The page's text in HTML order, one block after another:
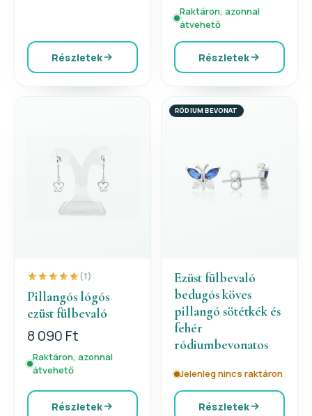
Részletek
Raktáron, azonnal
átvehető
Részletek
(1)
Pillangós lógós
ezüst fülbevaló
8 090 Ft
Raktáron, azonnal
átvehető
Részletek
RÓDIUM BEVONAT
Ezüst fülbevaló
bedugós köves
pillangó sötétkék és
fehér
ródiumbevonatos
Jelenleg nincs raktáron
Részletek